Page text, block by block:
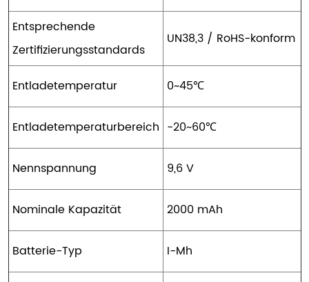
Entsprechende
Zertifizierungsstandards
UN38,3 / RoHS-konform
Entladetemperatur 0~45℃
Entladetemperaturbereich -20~60℃
Nennspannung 9,6 V
Nominale Kapazität 2000 mAh
Batterie-Typ I-Mh